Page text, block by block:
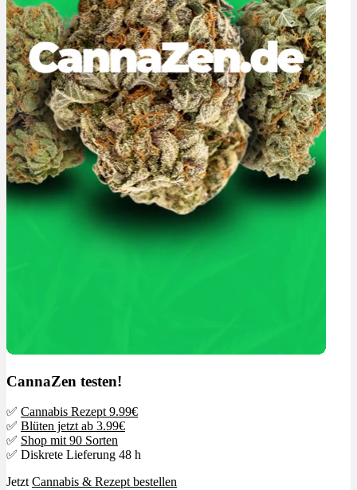
CannaZen testen!
✅ Cannabis Rezept 9.99€
✅ Blüten jetzt ab 3.99€
✅ Shop mit 90 Sorten
✅ Diskrete Lieferung 48 h
Jetzt Cannabis & Rezept bestellen